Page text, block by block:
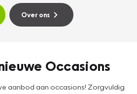
Over ons
Occasions
aanbod aan occasions! Zorgvuldig